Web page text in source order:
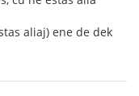
aliaj) ene de dek